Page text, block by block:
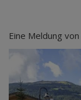
Eine Meldung von